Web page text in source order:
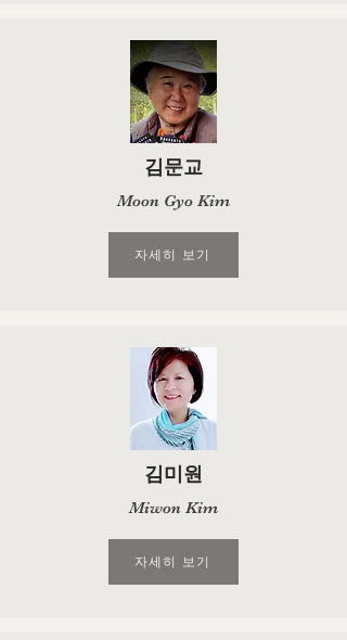
김문교
Moon Gyo Kim
자세히 보기
김미원
Miwon Kim
자세히 보기